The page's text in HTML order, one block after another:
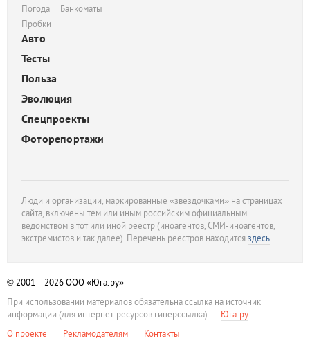
Погода
Пробки
Банкоматы
Авто
Тесты
Польза
Эволюция
Спецпроекты
Фоторепортажи
Люди и организации, маркированные «звездочками» на страницах
сайта, включены тем или иным российским официальным
ведомством в тот или иной реестр (иноагентов, СМИ-иноагентов,
экстремистов и так далее). Перечень реестров находитсяздесь.
© 2001—2026ООО «Юга.ру»
При использовании материалов обязательна ссылка на источник
информации (для интернет-ресурсов гиперссылка) — Юга.ру
О проекте
Рекламодателям Контакты